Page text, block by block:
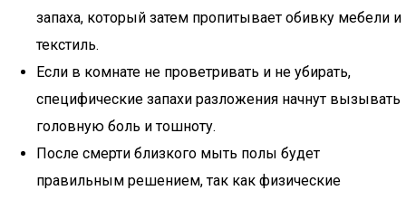
запаха, который затем пропитывает обивку мебели и
текстиль.
Если в комнате не проветривать и не убирать,
специфические запахи разложения начнут вызывать
головную боль и тошноту.
После смерти близкого мыть полы будет
правильным решением, так как физические